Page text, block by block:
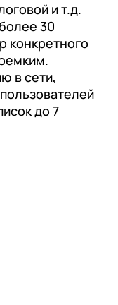
и т.д.
30
конкретного
в сети,
до 7